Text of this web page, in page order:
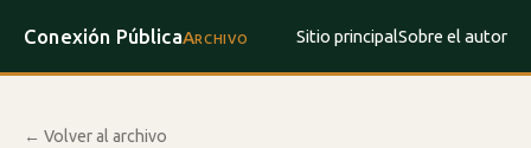
Conexión PúblicaArchivo Sitio principalSobre el autor
← Volver al archivo